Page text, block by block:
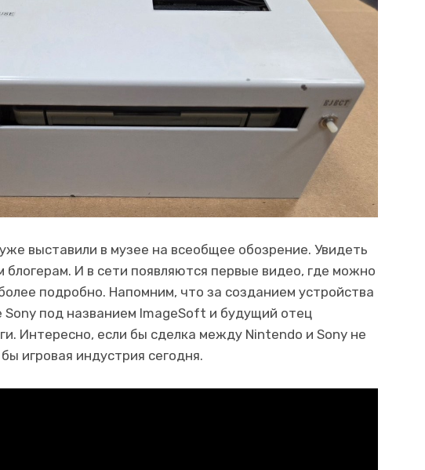
выставили в музее на всеобщее обозрение. Увидеть
блогерам. И в сети появляются первые видео, где можно
подробно. Напомним, что за созданием устройства
Sony под названием ImageSoft и будущий отец
Интересно, если бы сделка между Nintendo и Sony не
игровая индустрия сегодня.